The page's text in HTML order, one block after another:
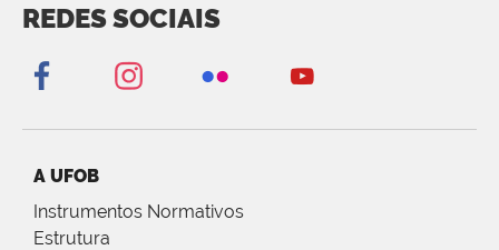
REDES SOCIAIS
A UFOB
Instrumentos Normativos
Estrutura